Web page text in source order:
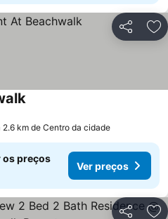
Partilhar
2.6 km de Centro da cidade
os preços
Ver preços